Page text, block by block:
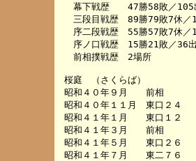
幕下戦歴　　47勝58敗／
三段目戦歴　89勝79敗7休
序二段戦歴　55勝57敗7休
序ノ口戦歴　15勝21敗／36
前相撲戦歴　2場所
桜庭　（さくらば）
昭和４０年９月　　前相　
昭和４０年１１月　東口２
昭和４１年１月　　東口１
昭和４１年３月　　前相　
昭和４１年５月　　東口２
昭和４１年７月　　東二７